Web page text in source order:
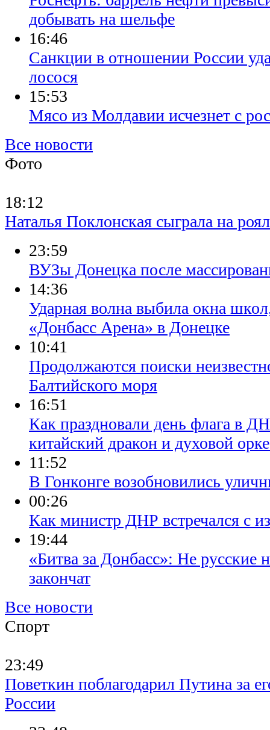
добывать на шельфе
16:46
Санкции в отношении России
лосося
15:53
Мясо из Молдавии исчезнет с
Все новости
Фото
18:12
Наталья Поклонская сыграла на
23:59
ВУЗы Донецка после
14:36
Ударная волна выбила окна
«Донбасс Арена» в Донецке
10:41
Продолжаются поиски
Балтийского моря
16:51
Как праздновали день флага в
китайский дракон и духовой
11:52
В Гонконге возобновились
00:26
Как министр ДНР встречался с
19:44
«Битва за Донбасс»: Не русские
закончат
Все новости
Спорт
23:49
Поветкин поблагодарил Путина за
России